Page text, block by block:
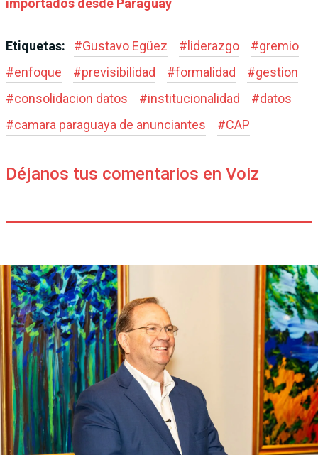
Etiquetas: #Gustavo Egüez #liderazgo #gremio
#enfoque #previsibilidad #formalidad #gestion
#consolidacion datos #institucionalidad #datos
#camara paraguaya de anunciantes #CAP
Déjanos tus comentarios en Voiz